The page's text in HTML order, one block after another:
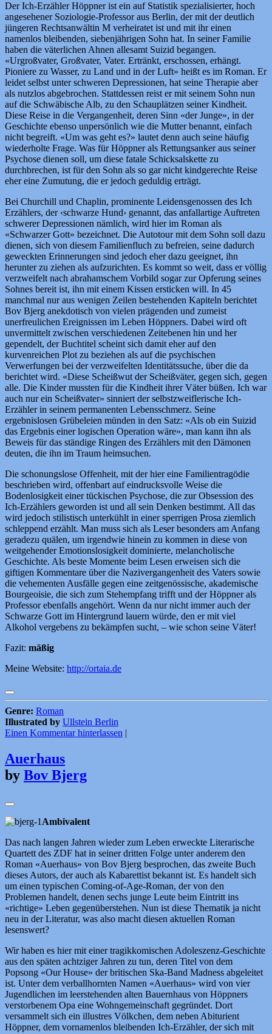
Der Ich-Erzähler Höppner ist ein auf Statistik spezialisierter, hoch
angesehener Soziologie-Professor aus Berlin, der mit der deutlich
jüngeren Rechtsanwältin M verheiratet ist und mit ihr einen
namenlos bleibenden, siebenjährigen Sohn hat. In seiner Familie
haben die väterlichen Ahnen allesamt Suizid begangen.
«Urgroßvater, Großvater, Vater. Ertränkt, erschossen, erhängt.
Pioniere zu Wasser, zu Land und in der Luft» heißt es im Roman. Er
leidet selbst unter schweren Depressionen, hat seine Therapie aber
als nutzlos abgebrochen. Stattdessen reist er mit seinem Sohn nun
auf die Schwäbische Alb, zu den Schauplätzen seiner Kindheit.
Diese Reise in die Vergangenheit, deren Sinn «der Junge», in der
Geschichte ebenso unpersönlich wie die Mutter benannt, einfach
nicht begreift. «Um was geht es?» lautet denn auch seine häufig
wiederholte Frage. Was für Höppner als Rettungsanker aus seiner
Psychose dienen soll, um diese fatale Schicksalskette zu
durchbrechen, ist für den Sohn als so gar nicht kindgerechte Reise
eher eine Zumutung, die er jedoch geduldig erträgt.
Bei Churchill und Chaplin, prominente Leidensgenossen des Ich
Erzählers, der ‹schwarze Hund› genannt, das anfallartige Auftreten
schwerer Depressionen nämlich, wird hier im Roman als
«Schwarzer Gott» bezeichnet. Die Autotour mit dem Sohn soll dazu
dienen, sich von diesem Familienfluch zu befreien, seine dadurch
geweckten Erinnerungen sind jedoch eher dazu geeignet, ihn
herunter zu ziehen als aufzurichten. Es kommt so weit, dass er völlig
verzweifelt nach abrahamschem Vorbild sogar zur Opferung seines
Sohnes bereit ist, ihn mit einem Kissen ersticken will. In 45
manchmal nur aus wenigen Zeilen bestehenden Kapiteln berichtet
Bov Bjerg anekdotisch von vielen prägenden und zumeist
unerfreulichen Ereignissen im Leben Höppners. Dabei wird oft
unvermittelt zwischen verschiedenen Zeitebenen hin und her
gependelt, der Buchtitel scheint sich damit eher auf den
kurvenreichen Plot zu beziehen als auf die psychischen
Verwerfungen bei der verzweifelten Identitätssuche, über die da
berichtet wird. «Diese Scheißwut der Scheißväter, gegen sich, gegen
alle. Die Kinder mussten für die Kindheit ihrer Väter büßen. Ich war
auch nur ein Scheißvater» sinniert der selbstzweiflerische Ich-
Erzähler in seinem permanenten Lebensschmerz. Seine
ergebnislosen Grübeleien münden in den Satz: «Als ob ein Suizid
das Ergebnis einer logischen Operation wäre», man kann ihn als
Beweis für das ständige Ringen des Erzählers mit den Dämonen
deuten, die ihn im Traum heimsuchen.
Die schonungslose Offenheit, mit der hier eine Familientragödie
beschrieben wird, offenbart auf eindrucksvolle Weise die
Bodenlosigkeit einer tückischen Psychose, die zur Obsession des
Ich-Erzählers geworden ist und all sein Denken bestimmt. All das
wird jedoch stilistisch unterkühlt in einer sperrigen Prosa ziemlich
schleppend erzählt. Man muss sich als Leser besonders am Anfang
geradezu quälen, um irgendwie hinein zu kommen in diese von
weitgehender Emotionslosigkeit dominierte, melancholische
Geschichte. Als beste Momente beim Lesen erweisen sich die
giftigen Kommentare über die Nazivergangenheit des Vaters sowie
die vehementen Ausfälle gegen eine zeitgenössische, akademische
Bourgeoisie, die sich zum Stehempfang trifft und der Höppner als
Professor ebenfalls angehört. Wenn da nur nicht immer auch der
Schwarze Gott im Hintergrund lauern würde, den er mit viel
Alkohol vergebens zu bekämpfen sucht, – wie schon seine Väter!
Fazit: mäßig
Meine Website: http://ortaia.de
Genre: Roman
Illustrated by Ullstein Berlin
Einen Kommentar hinterlassen
Auerhaus
by Bov Bjerg
Ambivalent
Das nach langen Jahren wieder zum Leben erweckte Literarische
Quartett des ZDF hat in seiner dritten Folge unter anderem den
Roman «Auerhaus» von Bov Bjerg besprochen, das zweite Buch
dieses Autors, der auch als Kabarettist bekannt ist. Es handelt sich
um einen typischen Coming-of-Age-Roman, der von den
Problemen handelt, denen sechs junge Leute beim Eintritt ins
«richtige» Leben gegenüberstehen. Nun ist diese Thematik ja nicht
neu in der Literatur, was also macht diesen aktuellen Roman
lesenswert?
Wir haben es hier mit einer tragikkomischen Adoleszenz-Geschichte
aus den späten achtziger Jahren zu tun, deren Titel von dem
Popsong «Our House» der britischen Ska-Band Madness abgeleitet
ist. Unter dem verballhornten Namen «Auerhaus» wird von vier
Jugendlichen im leerstehenden alten Bauernhaus von Höppners
verstorbenem Opa eine Wohngemeinschaft gegründet. Dort
versammelt sich ein illustres Völkchen, dem neben Abiturient
Höppner, dem vornamenlos bleibenden Ich-Erzähler, der sich mit